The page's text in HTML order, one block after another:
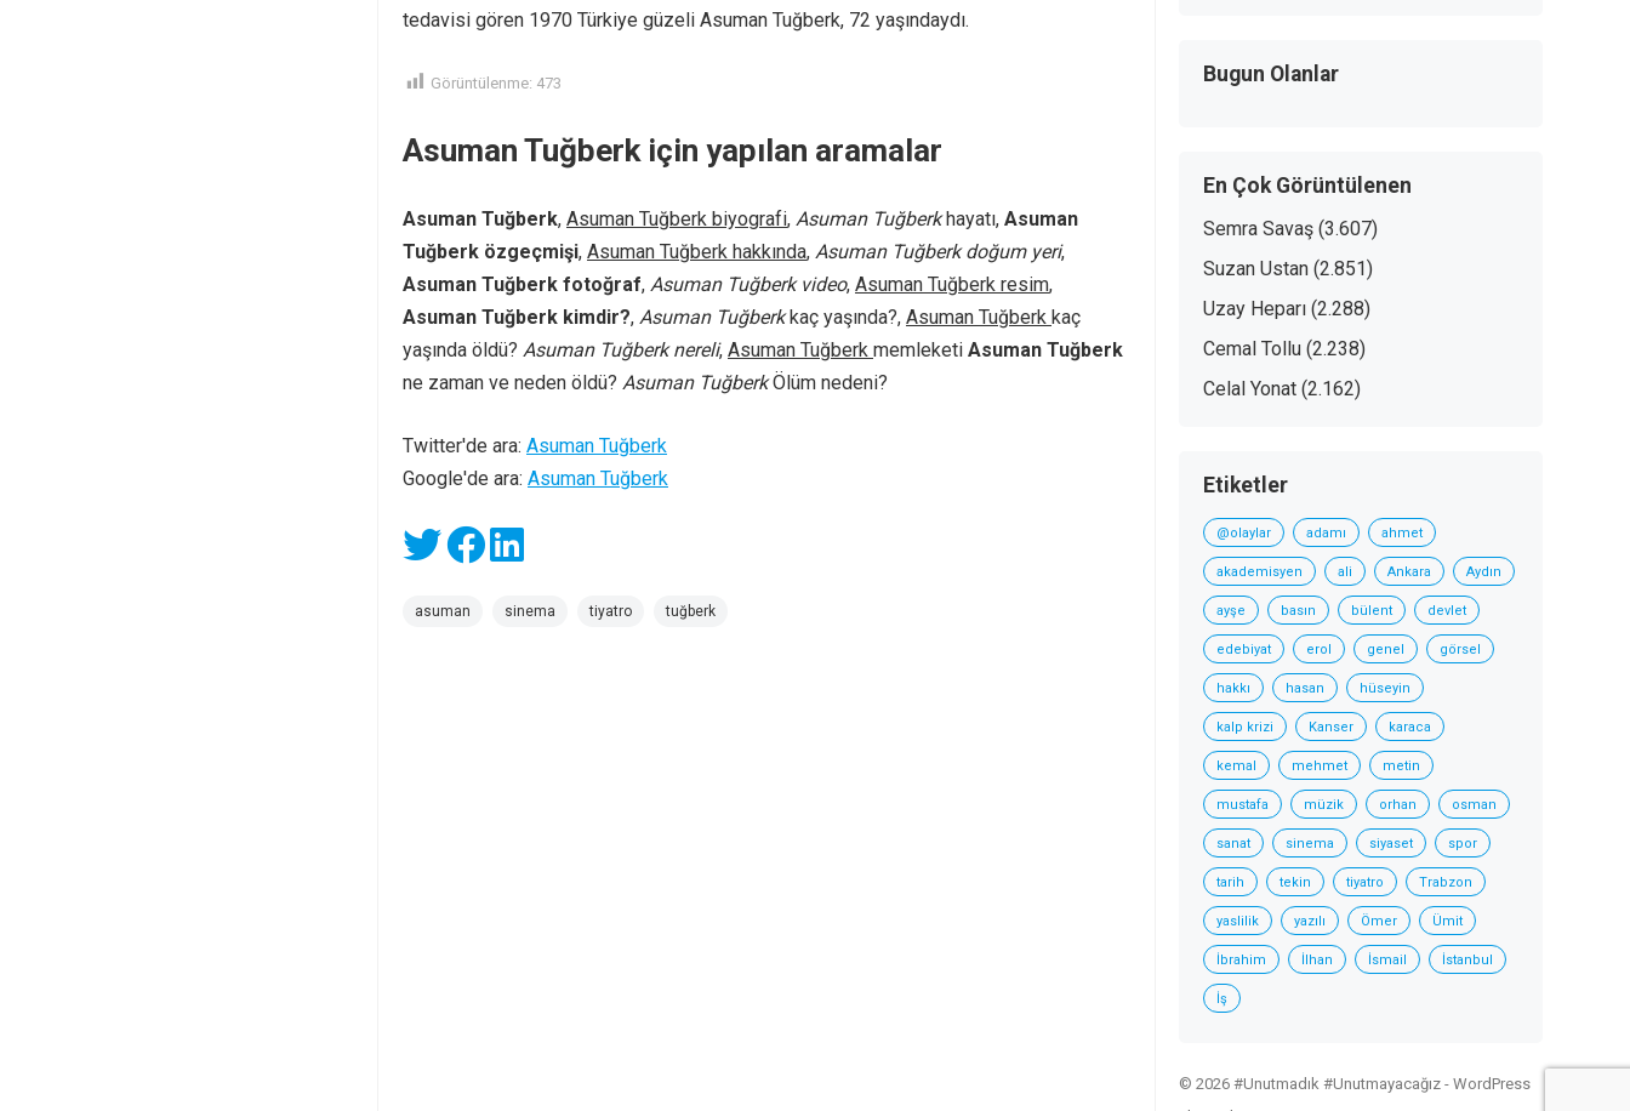
tedavisi gören 1970 Türkiye güzeli Asuman Tuğberk, 72 yaşındaydı.
Görüntülenme: 473
Asuman Tuğberk için yapılan aramalar
Asuman Tuğberk, Asuman Tuğberk biyografi, Asuman Tuğberkhayatı, Asuman
Tuğberk özgeçmişi, Asuman Tuğberk hakkında, Asuman Tuğberk doğum yeri,
Asuman Tuğberk fotoğraf, Asuman Tuğberk video, Asuman Tuğberk resim,
Asuman Tuğberk kimdir?, Asuman Tuğberkkaç yaşında?, Asuman Tuğberk kaç
yaşında öldü? Asuman Tuğberk nereli, Asuman Tuğberk memleketi Asuman Tuğberk
ne zaman ve neden öldü? Asuman TuğberkÖlüm nedeni?
Twitter'de ara: Asuman Tuğberk
Google'de ara: Asuman Tuğberk
asuman sinema tiyatro tuğberk
Bugun Olanlar
En Çok Görüntülenen
Semra Savaş (3.607)
Suzan Ustan (2.851)
Uzay Heparı (2.288)
Cemal Tollu (2.238)
Celal Yonat (2.162)
Etiketler
@olaylar adamı ahmet
akademisyen ali Ankara Aydın
ayşe basın bülent devlet
edebiyat erol genel görsel
hakkı hasan hüseyin
kalp krizi Kanser karaca
kemal mehmet metin
mustafa müzik orhan osman
sanat sinema siyaset spor
tarih tekin tiyatro Trabzon
yaslilik yazılı Ömer Ümit
İbrahim İlhan İsmail İstanbul
İş
© 2026 #Unutmadık #Unutmayacağız - WordPress